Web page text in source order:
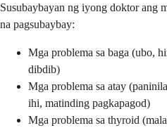
Susubaybayan ng iyong doktor ang
na pagsubaybay:
Mga problema sa baga (ubo,
dibdib)
Mga problema sa atay
ihi, matinding pagkapagod)
Mga problema sa thyroid